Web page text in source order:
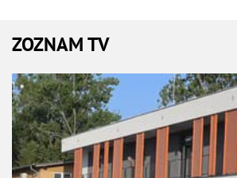
ZOZNAM TV